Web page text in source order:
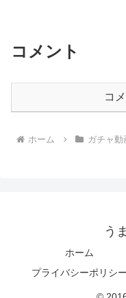
コメント
コ
ホーム ガチャ動
う
ホーム
プライバシーポリシー